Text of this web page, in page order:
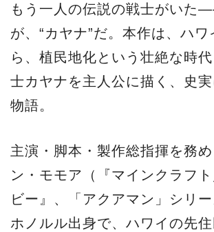
もう一人の伝説の戦士がいた
が、“カヤナ”だ。本作は、ハ
ら、植民地化という壮絶な時
士カヤナを主人公に描く、史
物語。
主演・脚本・製作総指揮を務
ン・モモア（『マインクラフ
ビー』、「アクアマン」シリー
ホノルル出身で、ハワイの先